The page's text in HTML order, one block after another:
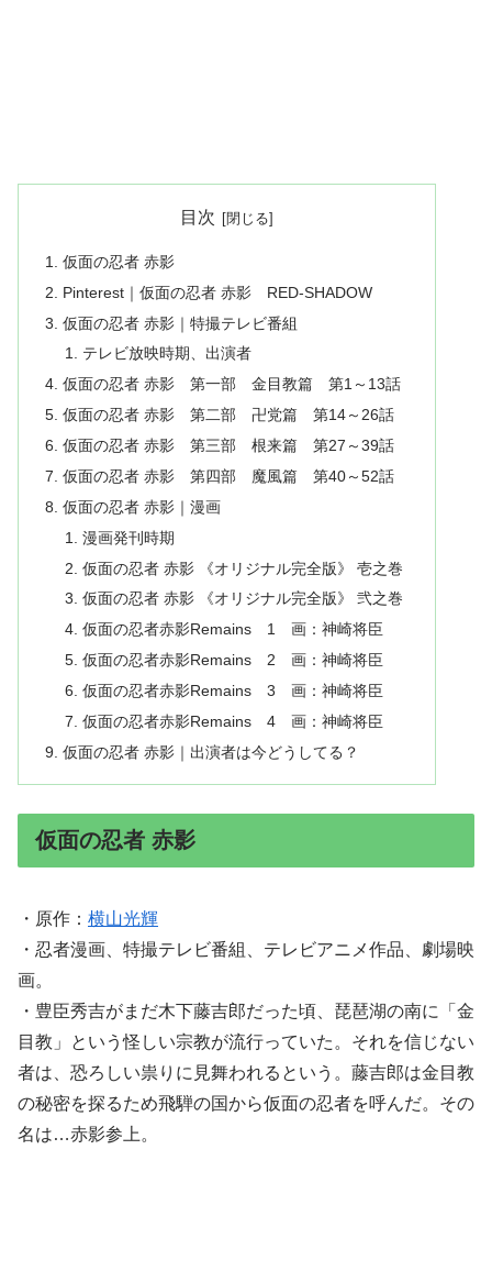
目次
仮面の忍者 赤影
Pinterest｜仮面の忍者 赤影 RED-SHADOW
仮面の忍者 赤影｜特撮テレビ番組
テレビ放映時期、出演者
仮面の忍者 赤影 第一部 金目教篇 第1～13話
仮面の忍者 赤影 第二部 卍党篇 第14～26話
仮面の忍者 赤影 第三部 根来篇 第27～39話
仮面の忍者 赤影 第四部 魔風篇 第40～52話
仮面の忍者 赤影｜漫画
漫画発刊時期
仮面の忍者 赤影 《オリジナル完全版》 壱之巻
仮面の忍者 赤影 《オリジナル完全版》 弐之巻
仮面の忍者赤影Remains 1 画：神崎将臣
仮面の忍者赤影Remains 2 画：神崎将臣
仮面の忍者赤影Remains 3 画：神崎将臣
仮面の忍者赤影Remains 4 画：神崎将臣
仮面の忍者 赤影｜出演者は今どうしてる？
仮面の忍者 赤影
・原作： 横山光輝
・忍者漫画、特撮テレビ番組、テレビアニメ作品、劇場映
画。
・豊臣秀吉がまだ木下藤吉郎だった頃、琵琶湖の南に「金
目教」という怪しい宗教が流行っていた。それを信じない
者は、恐ろしい祟りに見舞われるという。藤吉郎は金目教
の秘密を探るため飛騨の国から仮面の忍者を呼んだ。その
名は…赤影参上。